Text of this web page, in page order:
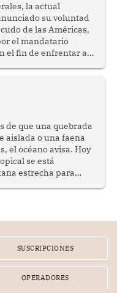
la actual
su voluntad
de las Américas,
el mandatario
el fin de enfrentar al
de que una quebrada
aislada o una faena
el océano avisa. Hoy
se está
estrecha para
SUSCRIPCIONES
OPERADORES